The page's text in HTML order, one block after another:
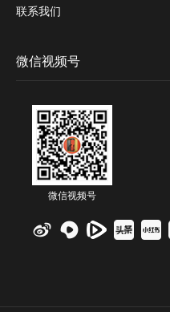
联系我们
微信视频号
微信视频号